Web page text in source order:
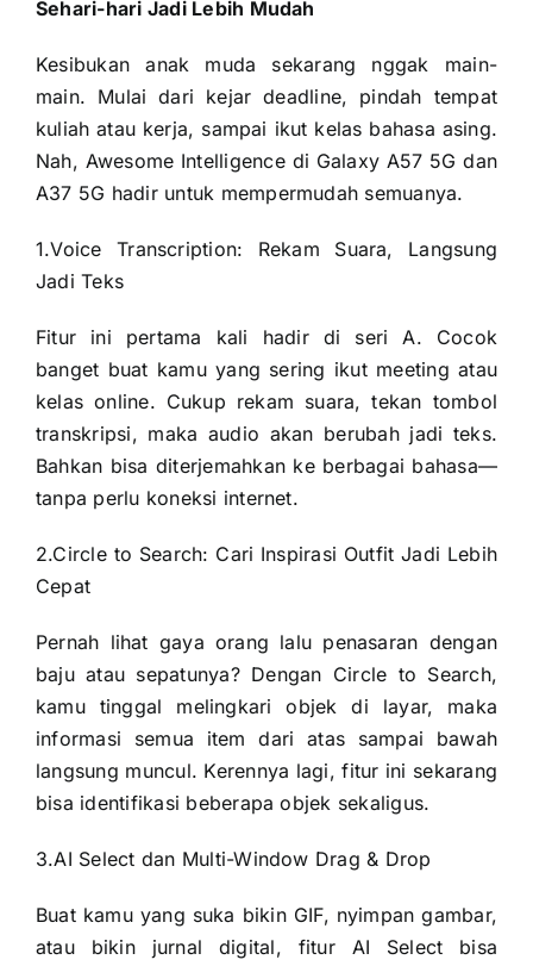
Sehari-hari Jadi Lebih Mudah
Kesibukan anak muda sekarang nggak main-
main. Mulai dari kejar deadline, pindah tempat
kuliah atau kerja, sampai ikut kelas bahasa asing.
Nah, Awesome Intelligence di Galaxy A57 5G dan
A37 5G hadir untuk mempermudah semuanya.
1.Voice Transcription: Rekam Suara, Langsung
Jadi Teks
Fitur ini pertama kali hadir di seri A. Cocok
banget buat kamu yang sering ikut meeting atau
kelas online. Cukup rekam suara, tekan tombol
transkripsi, maka audio akan berubah jadi teks.
Bahkan bisa diterjemahkan ke berbagai bahasa—
tanpa perlu koneksi internet.
2.Circle to Search: Cari Inspirasi Outfit Jadi Lebih
Cepat
Pernah lihat gaya orang lalu penasaran dengan
baju atau sepatunya? Dengan Circle to Search,
kamu tinggal melingkari objek di layar, maka
informasi semua item dari atas sampai bawah
langsung muncul. Kerennya lagi, fitur ini sekarang
bisa identifikasi beberapa objek sekaligus.
3.AI Select dan Multi-Window Drag & Drop
Buat kamu yang suka bikin GIF, nyimpan gambar,
atau bikin jurnal digital, fitur AI Select bisa